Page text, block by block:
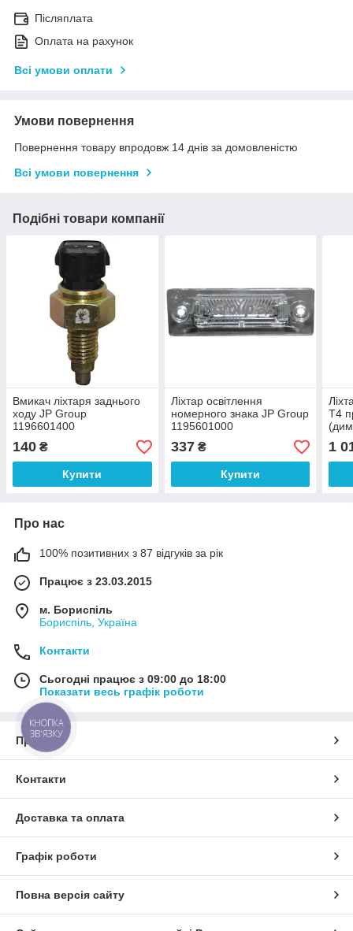
Післяплата
Оплата на рахунок
Всі умови оплати
Умови повернення
Повернення товару впродовж 14 днів за домовленістю
Всі умови повернення
Подібні товари компанії
Вмикач ліхтаря заднього
ходу JP Group
1196601400
140 ₴
Купити
Ліхтар освітлення
номерного знака JP Group
1195601000
337₴
Купити
Т4
1
Про нас
100% позитивних з 87 відгуків за рік
Працює з 23.03.2015
м. Бориспіль
Бориспіль, Україна
Контакти
Сьогодні працює з 09:00 до 18:00
Показати весь графік роботи
Про нас
Контакти
Доставка та оплата
Графік роботи
Повна версія сайту
КНОПКА
ЗВ'ЯЗКУ